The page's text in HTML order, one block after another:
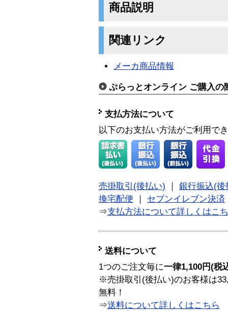
商品説明
関連リンク
メーカ商品情報
ぷらっとオンライン ご購入の
支払方法について
以下のお支払い方法がご利用で
売掛取引(後払い)
銀行振込(後
換宅配便
セブンイレブン決済
⇒支払方法について詳しくはこ
送料について
1つのご注文毎に一律1,100円(税
※売掛取引(後払い)のお客様は
無料！
⇒送料について詳しくはこちら